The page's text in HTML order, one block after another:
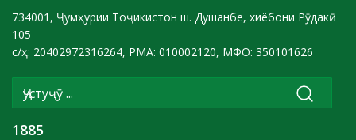
734001, Ҷумҳурии Тоҷикистон ш. Душанбе, хиёбони Рӯдакӣ
105
с/ҳ: 20402972316264, РМА: 010002120, МФО: 350101626
1885